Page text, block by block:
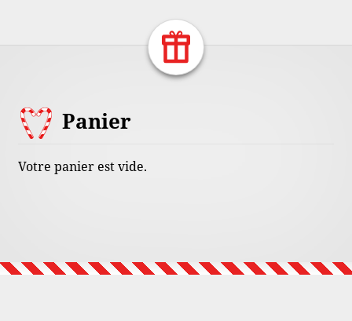
Return Home
Footer
ContentPanier
Votre panier est vide.